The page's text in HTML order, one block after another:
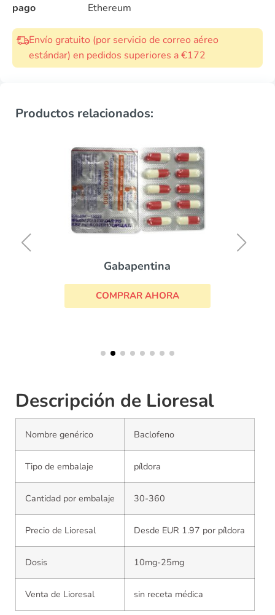
pago
Ethereum
Envío gratuito (por servicio de correo aéreo
estándar) en pedidos superiores a €172
Productos relacionados:
Gabapentina
COMPRAR AHORA
Descripción de Lioresal
Nombre genérico Baclofeno
Tipo de embalaje píldora
Cantidad por embalaje 30-360
Precio de Lioresal Desde EUR 1.97 por píldora
Dosis 10mg-25mg
Venta de Lioresal sin receta médica